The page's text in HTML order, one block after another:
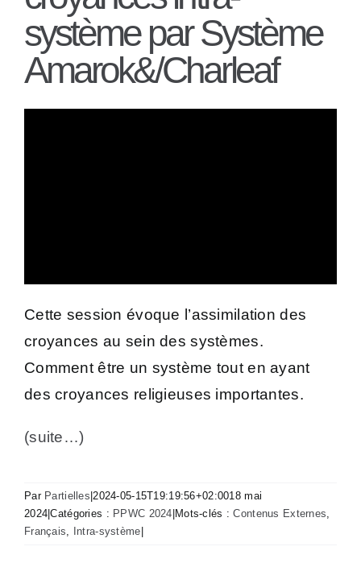
système par Système
Amarok&/Charleaf
Cette session évoque l’assimilation des
croyances au sein des systèmes.
Comment être un système tout en ayant
des croyances religieuses importantes.
(suite…)
Par Partielles |2024-05-15T19:19:56+02:0018 mai
2024 |Catégories : PPWC 2024 Mots-clés :Contenus Externes,
Français, Intra-système